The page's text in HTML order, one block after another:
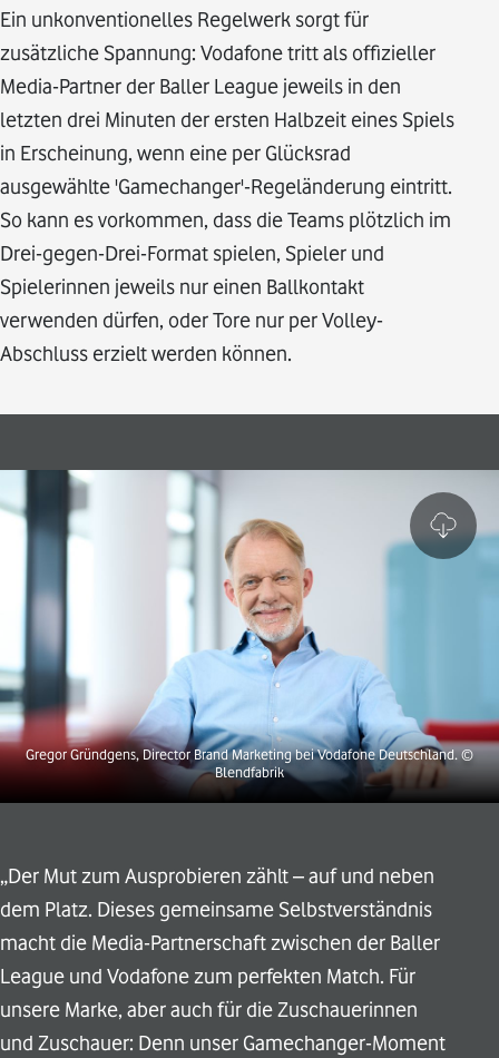
Ein unkonventionelles Regelwerk sorgt für
zusätzliche Spannung: Vodafone tritt als offizieller
Media-Partner der Baller League jeweils in den
letzten drei Minuten der ersten Halbzeit eines Spiels
in Erscheinung, wenn eine per Glücksrad
ausgewählte 'Gamechanger'-Regeländerung eintritt.
So kann es vorkommen, dass die Teams plötzlich im
Drei-gegen-Drei-Format spielen, Spieler und
Spielerinnen jeweils nur einen Ballkontakt
verwenden dürfen, oder Tore nur per Volley-
Abschluss erzielt werden können.
Gregor Gründgens, Director Brand Marketing bei Vodafone Deutschland.©
Blendfabrik
„Der Mut zum Ausprobieren zählt – auf und neben
dem Platz. Dieses gemeinsame Selbstverständnis
macht die Media-Partnerschaft zwischen der Baller
League und Vodafone zum perfekten Match. Für
unsere Marke, aber auch für die Zuschauerinnen
und Zuschauer: Denn unser Gamechanger-Moment